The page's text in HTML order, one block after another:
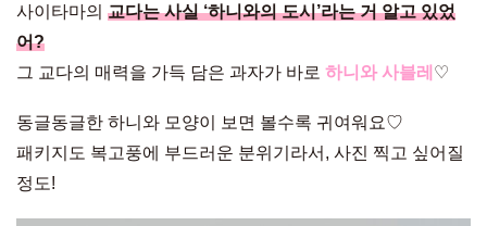
사이타마의 교다는 사실 ‘하니와의 도시’라는 거 알고 있었
어?
그 교다의 매력을 가득 담은 과자가 바로 하니와 사블레 ♡
동글동글한 하니와 모양이 보면 볼수록 귀여워요♡
패키지도 복고풍에 부드러운 분위기라서, 사진 찍고 싶어질
정도!